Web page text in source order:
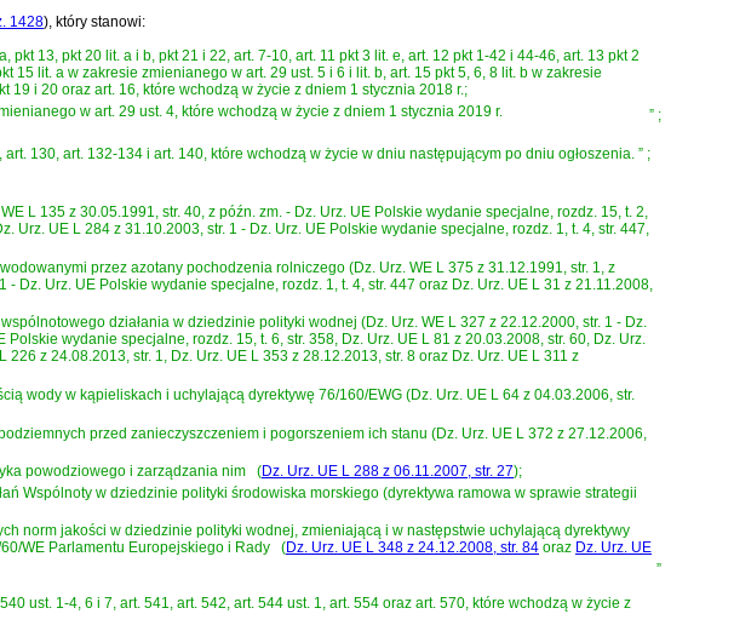
1428), który stanowi:
13, pkt 20 lit. a i b, pkt 21 i 22, art. 7-10, art. 11 pkt 3 lit. e, art. 12 pkt 1-42 i 44-46, art. 13 pkt 2
15 lit. a w zakresie zmienianego w art. 29 ust. 5 i 6 i lit. b, art. 15 pkt 5, 6, 8 lit. b w zakresie
19 i 20 oraz art. 16, które wchodzą w życie z dniem 1 stycznia 2018 r.;
w art. 29 ust. 4, które wchodzą w życie z dniem 1 stycznia 2019 r. ” ;
130, art. 132-134 i art. 140, które wchodzą w życie w dniu następującym po dniu ogłoszenia. ” ;
L 135 z 30.05.1991, str. 40, z późn. zm. - Dz. Urz. UE Polskie wydanie specjalne, rozdz. 15, t. 2,
Urz. UE L 284 z 31.10.2003, str. 1 - Dz. Urz. UE Polskie wydanie specjalne, rozdz. 1, t. 4, str. 447,
przez azotany pochodzenia rolniczego (Dz. Urz. WE L 375 z 31.12.1991, str. 1, z
Dz. Urz. UE Polskie wydanie specjalne, rozdz. 1, t. 4, str. 447 oraz Dz. Urz. UE L 31 z 21.11.2008,
działania w dziedzinie polityki wodnej (Dz. Urz. WE L 327 z 22.12.2000, str. 1 - Dz.
wydanie specjalne, rozdz. 15, t. 6, str. 358, Dz. Urz. UE L 81 z 20.03.2008, str. 60, Dz. Urz.
z 24.08.2013, str. 1, Dz. Urz. UE L 353 z 28.12.2013, str. 8 oraz Dz. Urz. UE L 311 z
wody w kąpieliskach i uchylającą dyrektywę 76/160/EWG (Dz. Urz. UE L 64 z 04.03.2006, str.
przed zanieczyszczeniem i pogorszeniem ich stanu (Dz. Urz. UE L 372 z 27.12.2006,
powodziowego i zarządzania nim (Dz. Urz. UE L 288 z 06.11.2007, str. 27);
Wspólnoty w dziedzinie polityki środowiska morskiego (dyrektywa ramowa w sprawie strategii
norm jakości w dziedzinie polityki wodnej, zmieniającą i w następstwie uchylającą dyrektywy
WE Parlamentu Europejskiego i Rady
(Dz. Urz. UE L 348 z 24.12.2008, str. 84 oraz Dz. Urz. UE
”
ust. 1-4, 6 i 7, art. 541, art. 542, art. 544 ust. 1, art. 554 oraz art. 570, które wchodzą w życie z